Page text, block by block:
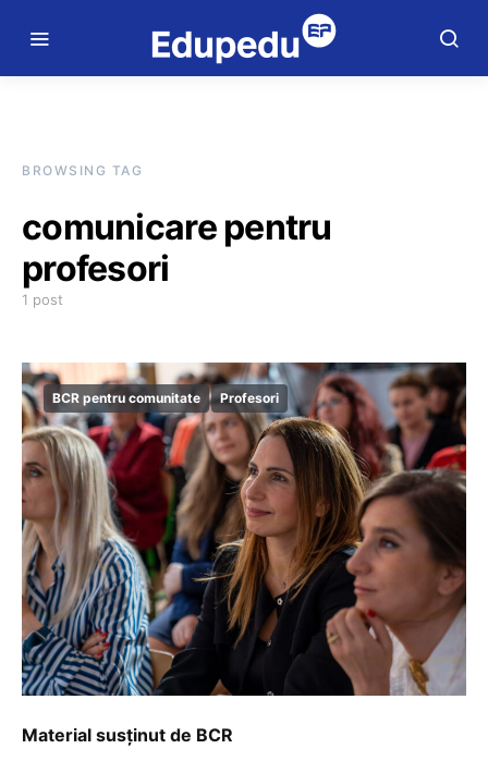
BROWSING TAG
comunicare pentru
profesori
1 post
BCR pentru comunitate Profesori
Material susținut de BCR